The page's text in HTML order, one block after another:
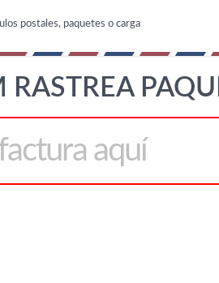
postales, paquetes o carga